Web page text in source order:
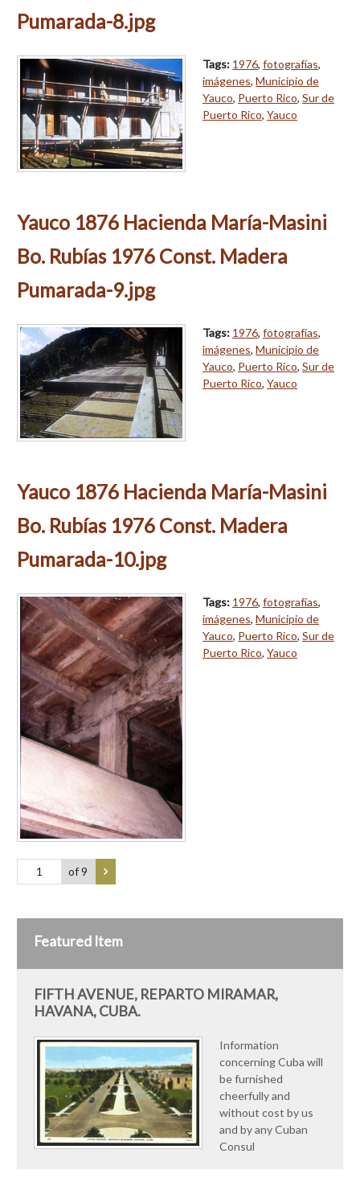
Pumarada-8.jpg
Tags: 1976, fotografías,
imágenes, Municipio de
Yauco, Puerto Rico, Sur de
Puerto Rico, Yauco
Yauco 1876 Hacienda María-Masini
Bo. Rubías 1976 Const. Madera
Pumarada-9.jpg
Tags: 1976, fotografías,
imágenes, Municipio de
Yauco, Puerto Rico, Sur de
Puerto Rico, Yauco
Yauco 1876 Hacienda María-Masini
Bo. Rubías 1976 Const. Madera
Pumarada-10.jpg
Tags: 1976, fotografías,
imágenes, Municipio de
Yauco, Puerto Rico, Sur de
Puerto Rico, Yauco
of 9
Featured Item
FIFTH AVENUE, REPARTO MIRAMAR,
HAVANA, CUBA.
Information
concerning Cuba will
be furnished
cheerfully and
without cost by us
and by any Cuban
Consul